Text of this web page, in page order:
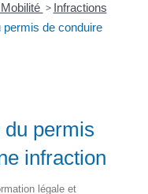
> Infractions
permis de conduire
permis
infraction
légale et